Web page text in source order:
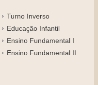
Turno Inverso
Educação Infantil
Ensino Fundamental I
Ensino Fundamental II